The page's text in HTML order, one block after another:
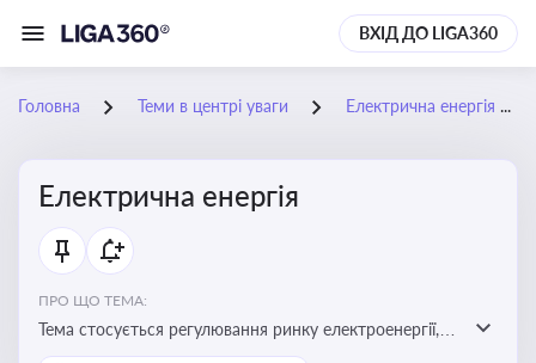
ВХІД ДО LIGA360
Головна Теми в центрі уваги Електрична енергія
Електрична енергія
ПРО ЩО ТЕМА:
Тема стосується регулювання ринку електроенергії,
включаючи її виробництво, постачання та фінансові